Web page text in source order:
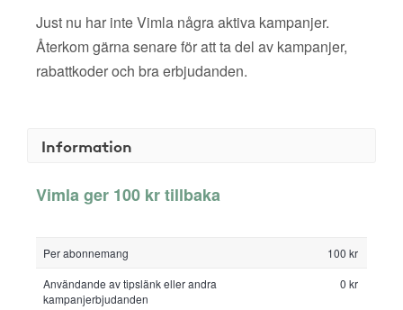
Just nu har inte Vimla några aktiva kampanjer.
Återkom gärna senare för att ta del av kampanjer,
rabattkoder och bra erbjudanden.
Information
Vimla ger 100 kr tillbaka
Per abonnemang
100 kr
Användande av tipslänk eller andra
kampanjerbjudanden
0 kr